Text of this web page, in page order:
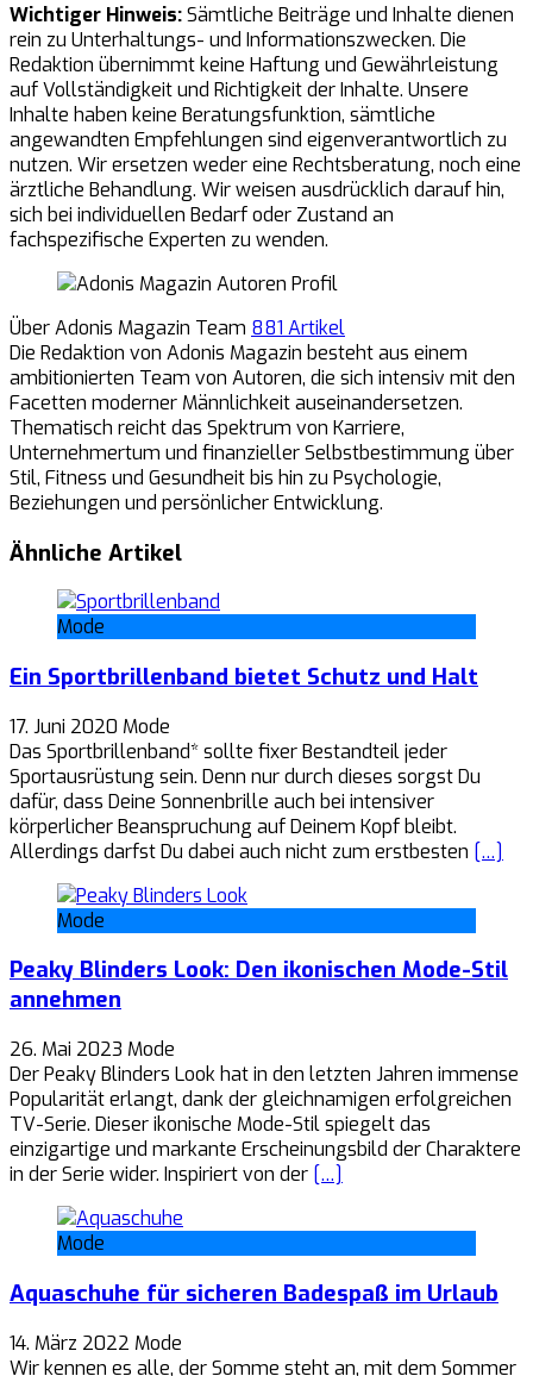
Wichtiger Hinweis:Sämtliche Beiträge und Inhalte dienen
rein zu Unterhaltungs- und Informationszwecken. Die
Redaktion übernimmt keine Haftung und Gewährleistung
auf Vollständigkeit und Richtigkeit der Inhalte. Unsere
Inhalte haben keine Beratungsfunktion, sämtliche
angewandten Empfehlungen sind eigenverantwortlich zu
nutzen. Wir ersetzen weder eine Rechtsberatung, noch eine
ärztliche Behandlung. Wir weisen ausdrücklich darauf hin,
sich bei individuellen Bedarf oder Zustand an
fachspezifische Experten zu wenden.
Über Adonis Magazin Team 881 Artikel
Die Redaktion von Adonis Magazin besteht aus einem
ambitionierten Team von Autoren, die sich intensiv mit den
Facetten moderner Männlichkeit auseinandersetzen.
Thematisch reicht das Spektrum von Karriere,
Unternehmertum und finanzieller Selbstbestimmung über
Stil, Fitness und Gesundheit bis hin zu Psychologie,
Beziehungen und persönlicher Entwicklung.
Ähnliche Artikel
Mode
Ein Sportbrillenband bietet Schutz und Halt
17. Juni 2020 Mode
Das Sportbrillenband* sollte fixer Bestandteil jeder
Sportausrüstung sein. Denn nur durch dieses sorgst Du
dafür, dass Deine Sonnenbrille auch bei intensiver
körperlicher Beanspruchung auf Deinem Kopf bleibt.
Allerdings darfst Du dabei auch nicht zum erstbesten […]
Mode
Peaky Blinders Look: Den ikonischen Mode-Stil
annehmen
26. Mai 2023 Mode
Der Peaky Blinders Look hat in den letzten Jahren immense
Popularität erlangt, dank der gleichnamigen erfolgreichen
TV-Serie. Dieser ikonische Mode-Stil spiegelt das
einzigartige und markante Erscheinungsbild der Charaktere
in der Serie wider. Inspiriert von der […]
Mode
Aquaschuhe für sicheren Badespaß im Urlaub
14. März 2022 Mode
Wir kennen es alle, der Somme steht an, mit dem Sommer